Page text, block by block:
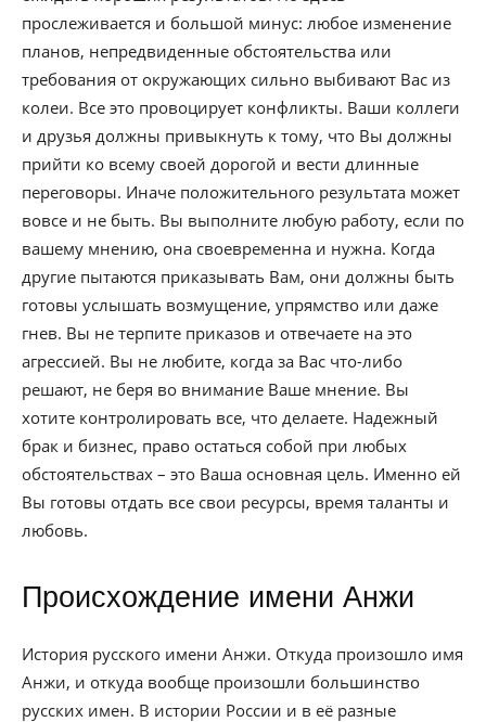
прослеживается и большой минус: любое изменение
планов, непредвиденные обстоятельства или
требования от окружающих сильно выбивают Вас из
колеи. Все это провоцирует конфликты. Ваши коллеги
и друзья должны привыкнуть к тому, что Вы должны
прийти ко всему своей дорогой и вести длинные
переговоры. Иначе положительного результата может
вовсе и не быть. Вы выполните любую работу, если по
вашему мнению, она своевременна и нужна. Когда
другие пытаются приказывать Вам, они должны быть
готовы услышать возмущение, упрямство или даже
гнев. Вы не терпите приказов и отвечаете на это
агрессией. Вы не любите, когда за Вас что-либо
решают, не беря во внимание Ваше мнение. Вы
хотите контролировать все, что делаете. Надежный
брак и бизнес, право остаться собой при любых
обстоятельствах – это Ваша основная цель. Именно ей
Вы готовы отдать все свои ресурсы, время таланты и
любовь.
Происхождение имени Анжи
История русского имени Анжи. Откуда произошло имя
Анжи, и откуда вообще произошли большинство
русских имен. В истории России и в её разные